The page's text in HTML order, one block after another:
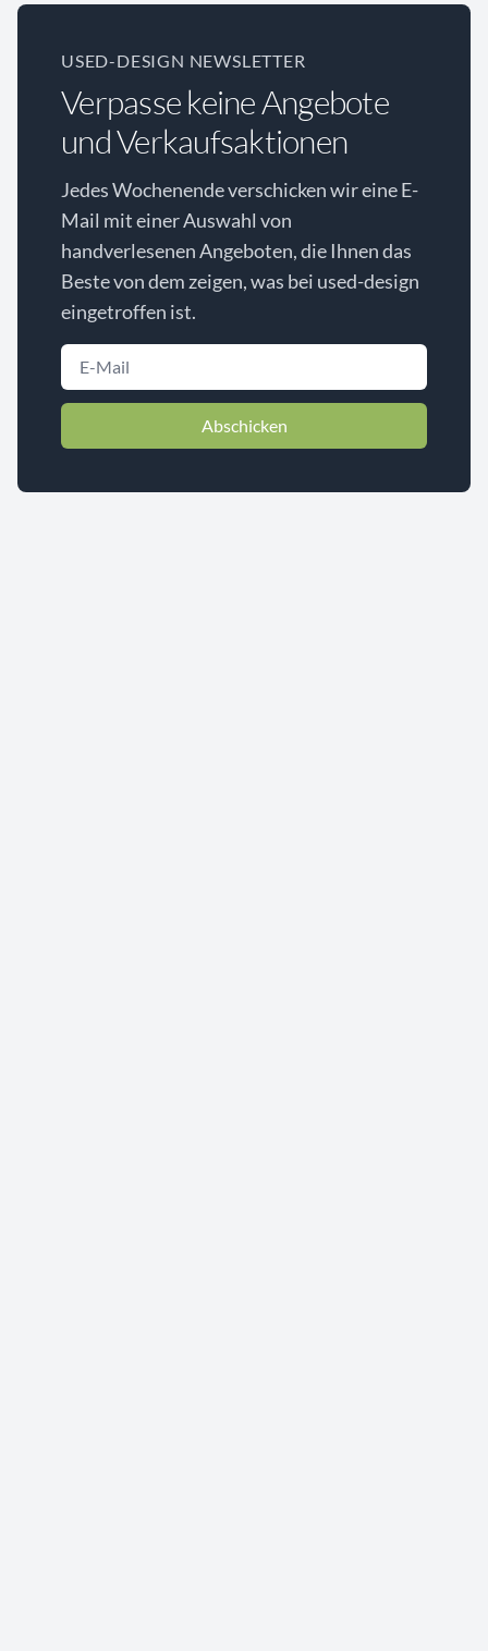
USED-DESIGN NEWSLETTER
Verpasse keine Angebote
und Verkaufsaktionen
Jedes Wochenende verschicken wir eine E-
Mail mit einer Auswahl von
handverlesenen Angeboten, die Ihnen das
Beste von dem zeigen, was bei used-design
eingetroffen ist.
Abschicken